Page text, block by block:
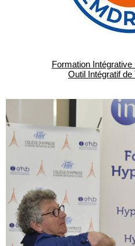
Formation
Outil Intégratif